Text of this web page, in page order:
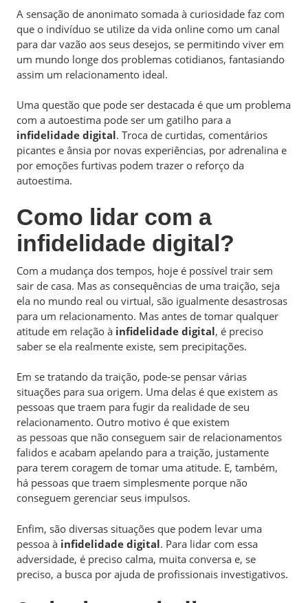
A sensação de anonimato somada à curiosidade faz com
que o indivíduo se utilize da vida online como um canal
para dar vazão aos seus desejos, se permitindo viver em
um mundo longe dos problemas cotidianos, fantasiando
assim um relacionamento ideal.
Uma questão que pode ser destacada é que um problema
com a autoestima pode ser um gatilho para a
infidelidade digital. Troca de curtidas, comentários
picantes e ânsia por novas experiências, por adrenalina e
por emoções furtivas podem trazer o reforço da
autoestima.
Como lidar com a
infidelidade digital?
Com a mudança dos tempos, hoje é possível trair sem
sair de casa. Mas as consequências de uma traição, seja
ela no mundo real ou virtual, são igualmente desastrosas
para um relacionamento. Mas antes de tomar qualquer
atitude em relação à infidelidade digital, é preciso
saber se ela realmente existe, sem precipitações.
Em se tratando da traição, pode-se pensar várias
situações para sua origem. Uma delas é que existem as
pessoas que traem para fugir da realidade de seu
relacionamento. Outro motivo é que existem
as pessoas que não conseguem sair de relacionamentos
falidos e acabam apelando para a traição, justamente
para terem coragem de tomar uma atitude. E, também,
há pessoas que traem simplesmente porque não
conseguem gerenciar seus impulsos.
Enfim, são diversas situações que podem levar uma
pessoa à infidelidade digital. Para lidar com essa
adversidade, é preciso calma, muita conversa e, se
preciso, a busca por ajuda de profissionais investigativos.